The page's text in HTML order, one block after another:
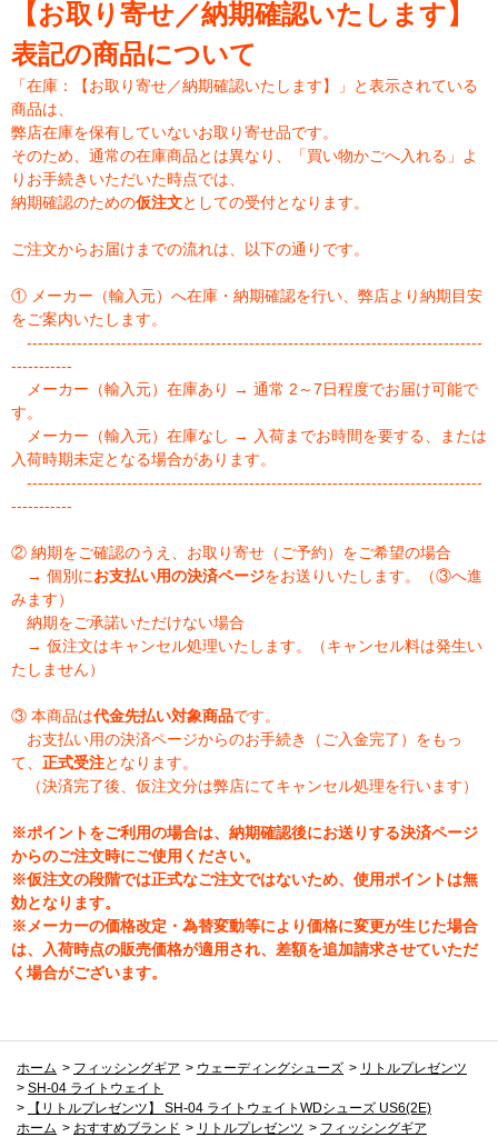
【お取り寄せ／納期確認いたします】
表記の商品について
「在庫：【お取り寄せ／納期確認いたします】」と表示されている
商品は、
弊店在庫を保有していないお取り寄せ品です。
そのため、通常の在庫商品とは異なり、「買い物かごへ入れる」よ
りお手続きいただいた時点では、
納期確認のための仮注文としての受付となります。
ご注文からお届けまでの流れは、以下の通りです。
① メーカー（輸入元）へ在庫・納期確認を行い、弊店より納期目安
をご案内いたします。
----------------------------------------------------------------------------------
-----------
メーカー（輸入元）在庫あり → 通常 2～7日程度でお届け可能で
す。
メーカー（輸入元）在庫なし → 入荷までお時間を要する、または
入荷時期未定となる場合があります。
----------------------------------------------------------------------------------
-----------
② 納期をご確認のうえ、お取り寄せ（ご予約）をご希望の場合
→ 個別にお支払い用の決済ページをお送りいたします。（③へ進
みます）
納期をご承諾いただけない場合
→ 仮注文はキャンセル処理いたします。（キャンセル料は発生い
たしません）
③ 本商品は代金先払い対象商品です。
お支払い用の決済ページからのお手続き（ご入金完了）をもっ
て、 正式受注となります。
（決済完了後、仮注文分は弊店にてキャンセル処理を行います）
※ポイントをご利用の場合は、納期確認後にお送りする決済ページ
からのご注文時にご使用ください。
※仮注文の段階では正式なご注文ではないため、使用ポイントは無
効となります。
※メーカーの価格改定・為替変動等により価格に変更が生じた場合
は、入荷時点の販売価格が適用され、差額を追加請求させていただ
く場合がございます。
ホーム > フィッシングギア > ウェーディングシューズ > リトルプレゼンツ
> SH-04 ライトウェイト
>
【リトルプレゼンツ】 SH-04 ライトウェイトWDシューズ US6(2E)
ホーム > おすすめブランド > リトルプレゼンツ > フィッシングギア